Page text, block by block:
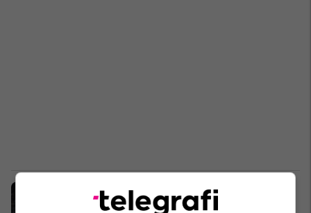
PSG merr pikët në sfidën ndaj
Montpellier